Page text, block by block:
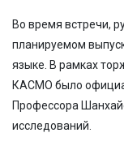
Во время встречи,
планируемом
языке. В рамках
КАСМО было
Профессора
исследований.